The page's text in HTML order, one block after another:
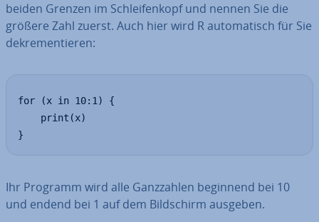
beiden Grenzen im Schlei­fen­kopf und nennen Sie die
größere Zahl zuerst. Auch hier wird R au­to­ma­tisch für Sie
de­kre­men­tie­ren:
for (x in 10:1) {
}
Ihr Programm wird alle Ganz­zah­len beginnend bei 10
und endend bei 1 auf dem Bild­schirm ausgeben.